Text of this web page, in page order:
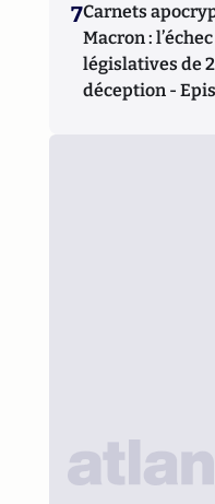
7Carnets
Macron :
législatives de
déception -